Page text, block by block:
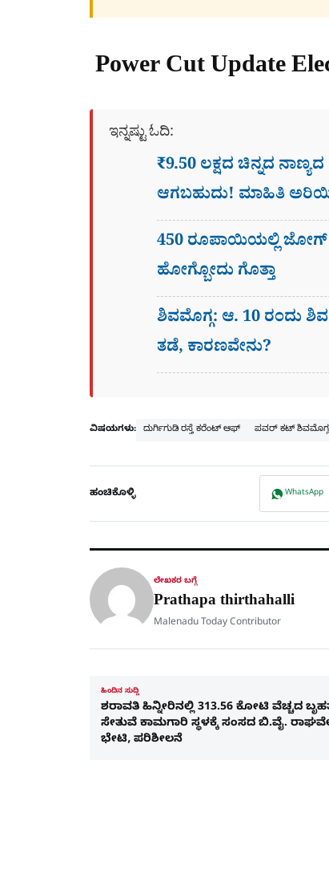
Power Cut Update
ಇನ್ನಷ್ಟು ಓದಿ:
₹9.50 ಲಕ್ಷದ ಚಿನ್ನದ
ಆಗಬಹುದು! ಮಾಹಿತಿ
450 ರೂಪಾಯಿಯಲ್ಲಿ ಜೋಗ್​
ಹೋಗ್ಬೋದು ಗೊತ್ತಾ
ಶಿವಮೊಗ್ಗ: ಆ. 10 ರಂದು
ತಡೆ, ಕಾರಣವೇನು?
ವಿಷಯಗಳು: ದುರ್ಗಿಗುಡಿ ರಸ್ತೆ ಕರೆಂಟ್ ಆಫ್ ಪವರ್ ಕಟ್ ಶಿವಮೊಗ್ಗ
ಹಂಚಿಕೊಳ್ಳಿ WhatsApp
ಲೇಖಕರ ಬಗ್ಗೆ
Prathapa thirthahalli
Malenadu Today Contributor
ಹಿಂದಿನ ಸುದ್ದಿ
ಶರಾವತಿ ಹಿನ್ನೀರಿನಲ್ಲಿ 313.56 ಕೋಟಿ ವೆಚ್ಚದ
ಸೇತುವೆ ಕಾಮಗಾರಿ ಸ್ಥಳಕ್ಕೆ ಸಂಸದ ಬಿ.ವೈ.
ಭೇಟಿ, ಪರಿಶೀಲನೆ